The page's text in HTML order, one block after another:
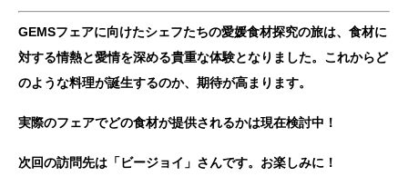
GEMSフェアに向けたシェフたちの愛媛食材探究の旅は、食材に
対する情熱と愛情を深める貴重な体験となりました。これからど
のような料理が誕生するのか、期待が高まります。
実際のフェアでどの食材が提供されるかは現在検討中！
次回の訪問先は「ビージョイ」さんです。お楽しみに！